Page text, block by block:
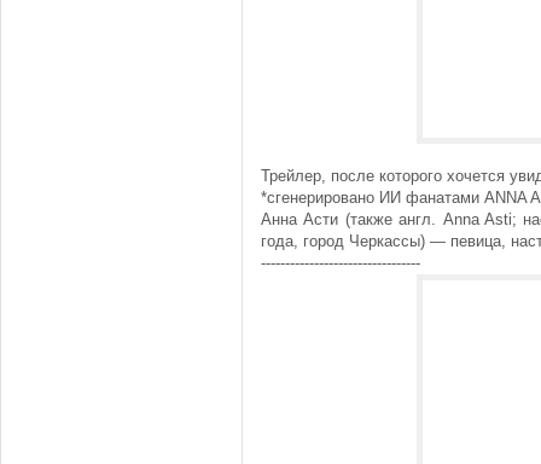
Трейлер, после которого хочется
*сгенерировано ИИ фанатами ANNA
Анна Асти (также англ. Anna Asti;
года, город Черкассы) — певица,
---------------------------------